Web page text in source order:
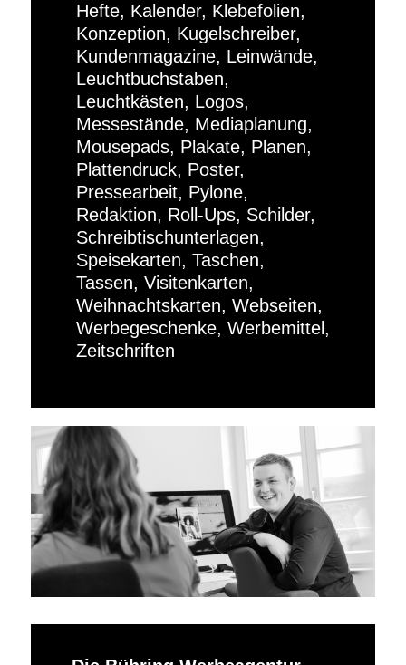
Hefte, Kalender, Klebefolien,
Konzeption, Kugelschreiber,
Kundenmagazine, Leinwände,
Leuchtbuchstaben,
Leuchtkästen, Logos,
Messestände, Mediaplanung,
Mousepads, Plakate, Planen,
Plattendruck, Poster,
Pressearbeit, Pylone,
Redaktion, Roll-Ups, Schilder,
Schreibtischunterlagen,
Speisekarten, Taschen,
Tassen, Visitenkarten,
Weihnachtskarten, Webseiten,
Werbegeschenke, Werbemittel,
Zeitschriften